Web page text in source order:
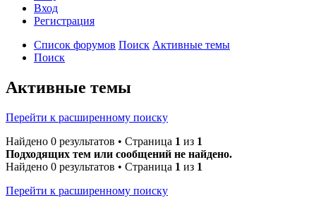
Вход
Регистрация
Список форумов Поиск Активные темы
Поиск
Активные темы
Перейти к расширенному поиску
Найдено 0 результатов • Страница 1 из 1
Подходящих тем или сообщений не найдено.
Найдено 0 результатов • Страница 1 из 1
Перейти к расширенному поиску